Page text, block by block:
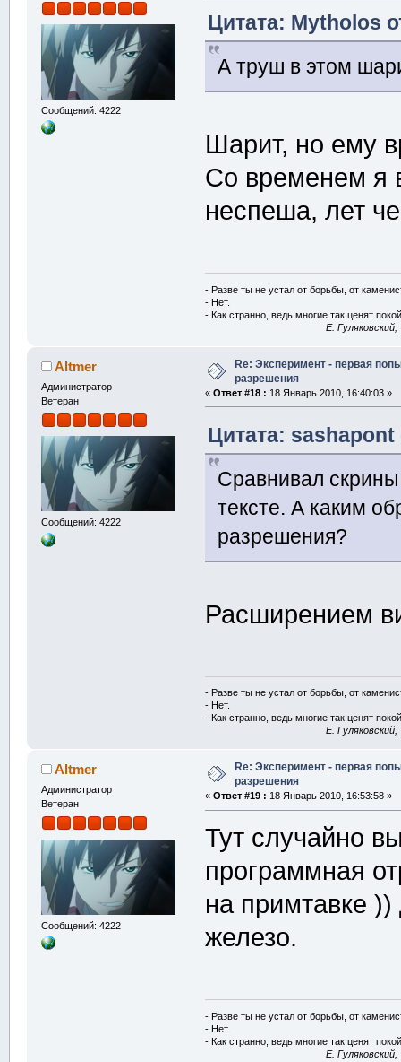
Сообщений: 4222
Цитата: Mytholos
А труш в этом
Шарит, но ему
Со временем я
неспеша, лет
- Разве ты не устал от борьбы, от
- Нет.
- Как странно, ведь многие так ценят
E.
Altmer
Администратор
Ветеран
Сообщений: 4222
Re: Эксперимент - первая
разрешения
«Ответ #18 : 18 Январь 2010, 16:40:03 »
Цитата: sashapont
Сравнивал
тексте. А каким
разрешения?
Расширением
- Разве ты не устал от борьбы, от
- Нет.
- Как странно, ведь многие так ценят
E.
Altmer
Администратор
Ветеран
Сообщений: 4222
Re: Эксперимент - первая
разрешения
«Ответ #19 : 18 Январь 2010, 16:53:58 »
Тут случайно
программная
на примтавке
железо.
- Разве ты не устал от борьбы, от
- Нет.
- Как странно, ведь многие так ценят
E.